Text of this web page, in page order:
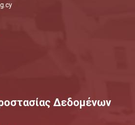
Δεδομένων